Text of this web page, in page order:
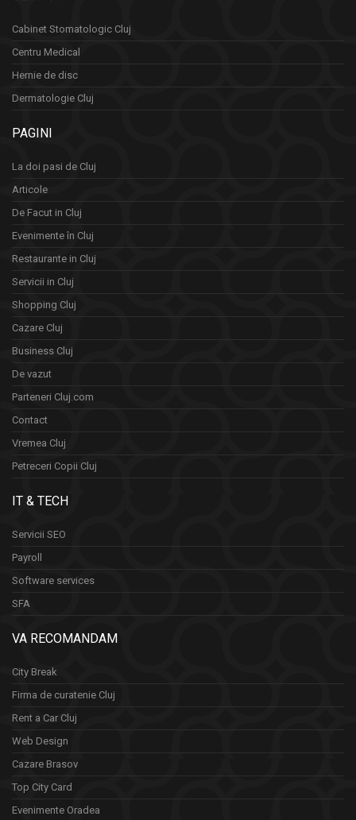
Cabinet Stomatologic Cluj
Centru Medical
Hernie de disc
Dermatologie Cluj
PAGINI
La doi pasi de Cluj
Articole
De Facut in Cluj
Evenimente în Cluj
Restaurante in Cluj
Servicii in Cluj
Shopping Cluj
Cazare Cluj
Business Cluj
De vazut
Parteneri Cluj.com
Contact
Vremea Cluj
Petreceri Copii Cluj
IT & TECH
Servicii SEO
Payroll
Software services
SFA
VA RECOMANDAM
City Break
Firma de curatenie Cluj
Rent a Car Cluj
Web Design
Cazare Brasov
Top City Card
Evenimente Oradea